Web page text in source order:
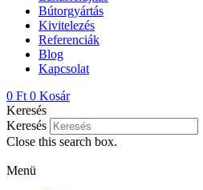
Bútorgyártás
Kivitelezés
Referenciák
Blog
Kapcsolat
0 Ft 0 Kosár
Keresés
Keresés
Close this search box.
Menü